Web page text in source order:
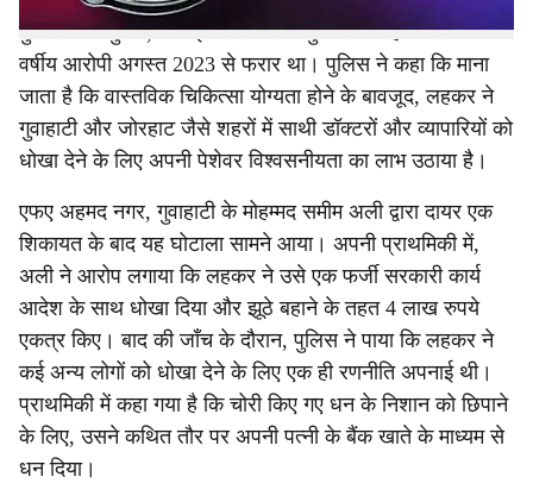
पुलिस के अनुसार, वीआईपी रोड पर बिष्णुनगर का रहने वाला 32
वर्षीय आरोपी अगस्त 2023 से फरार था। पुलिस ने कहा कि माना
जाता है कि वास्तविक चिकित्सा योग्यता होने के बावजूद, लहकर ने
गुवाहाटी और जोरहाट जैसे शहरों में साथी डॉक्टरों और व्यापारियों को
धोखा देने के लिए अपनी पेशेवर विश्वसनीयता का लाभ उठाया है।
एफए अहमद नगर, गुवाहाटी के मोहम्मद समीम अली द्वारा दायर एक
शिकायत के बाद यह घोटाला सामने आया। अपनी प्राथमिकी में,
अली ने आरोप लगाया कि लहकर ने उसे एक फर्जी सरकारी कार्य
आदेश के साथ धोखा दिया और झूठे बहाने के तहत 4 लाख रुपये
एकत्र किए। बाद की जाँच के दौरान, पुलिस ने पाया कि लहकर ने
कई अन्य लोगों को धोखा देने के लिए एक ही रणनीति अपनाई थी।
प्राथमिकी में कहा गया है कि चोरी किए गए धन के निशान को छिपाने
के लिए, उसने कथित तौर पर अपनी पत्नी के बैंक खाते के माध्यम से
धन दिया।